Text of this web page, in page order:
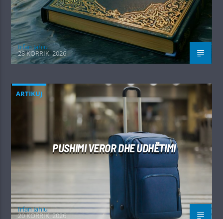
Irfan Jahiu
28 KORRIK, 2026
ARTIKUJ
PUSHIMI VEROR DHE UDHËTIMI
Irfan Jahiu
20 KORRIK, 2026